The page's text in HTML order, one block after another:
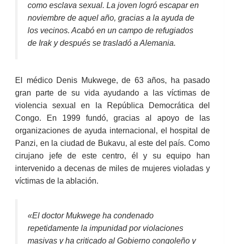
como esclava sexual. La joven logró escapar en
noviembre de aquel año, gracias a la ayuda de
los vecinos. Acabó en un campo de refugiados
de Irak y después se trasladó a Alemania.
El médico Denis Mukwege, de 63 años, ha pasado
gran parte de su vida ayudando a las víctimas de
violencia sexual en la República Democrática del
Congo. En 1999 fundó, gracias al apoyo de las
organizaciones de ayuda internacional, el hospital de
Panzi, en la ciudad de Bukavu, al este del país. Como
cirujano jefe de este centro, él y su equipo han
intervenido a decenas de miles de mujeres violadas y
víctimas de la ablación.
«El doctor Mukwege ha condenado
repetidamente la impunidad por violaciones
masivas y ha criticado al Gobierno congoleño y